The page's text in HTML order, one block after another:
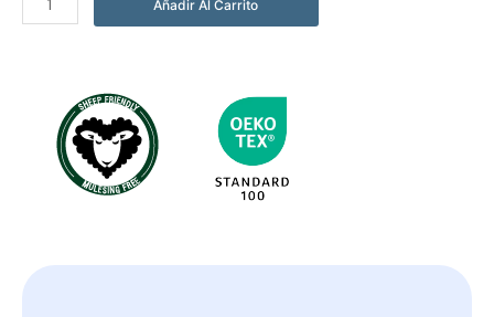
Mevak
Añadir Al Carrito